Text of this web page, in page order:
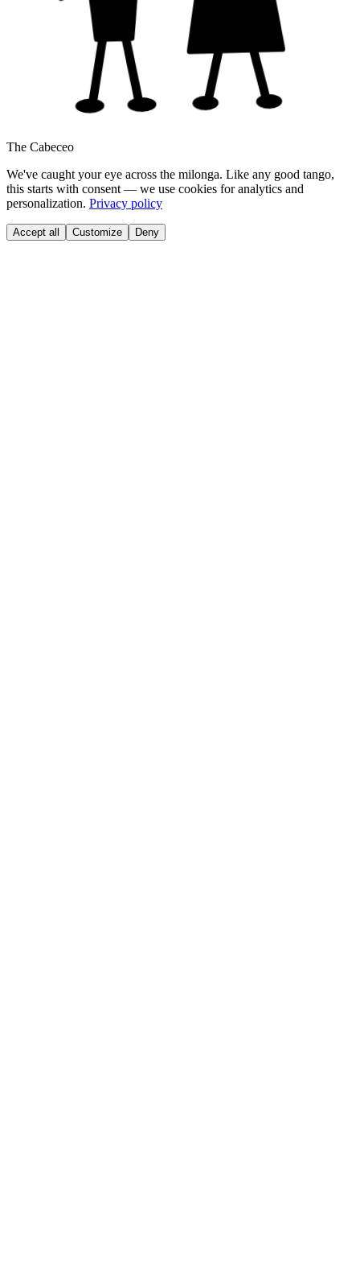
The Cabeceo
We've caught your eye across the milonga. Like any good tango,
this starts with consent — we use cookies for analytics and
personalization. Privacy policy
Accept all Customize Deny